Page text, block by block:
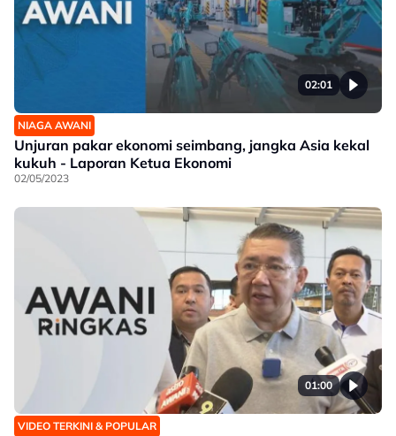
02:01
NIAGA AWANI
Unjuran pakar ekonomi seimbang, jangka Asia kekal
kukuh - Laporan Ketua Ekonomi
02/05/2023
01:00
VIDEO TERKINI & POPULAR